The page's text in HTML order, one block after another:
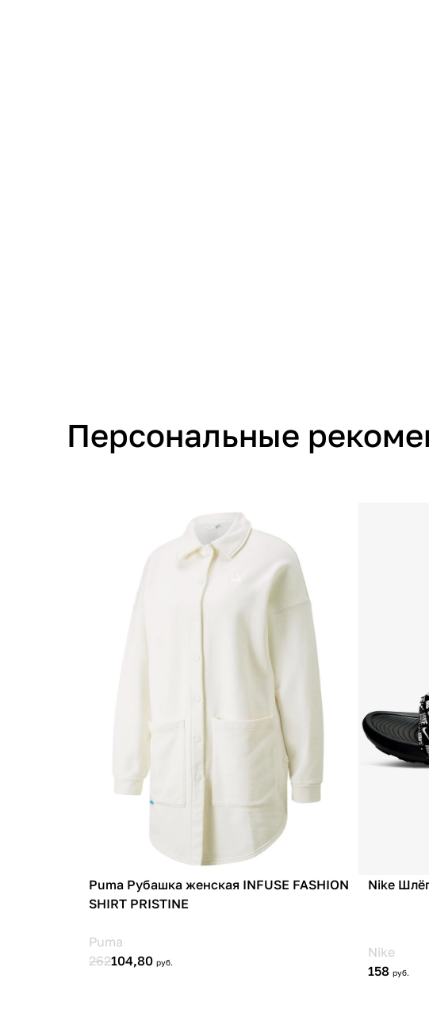
Персональные